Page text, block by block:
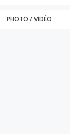
PHOTO / VIDÉO